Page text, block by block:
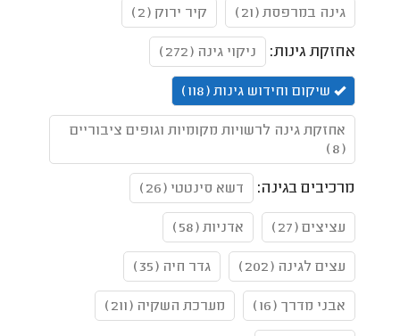
גינה במרפסת (21) קיר ירוק (2)
אחזקת גינות: ניקוי גינה (272)
שיקום וחידוש גינות (118)
אחזקת גינה לרשויות מקומיות וגופים ציבוריים
(8)
מרכיבים בגינה: דשא סינטטי (26)
עציצים (27) אדניות (58)
עצים לגינה (202) גדר חיה (35)
אבני מדרך (16) מערכת השקיה (211)